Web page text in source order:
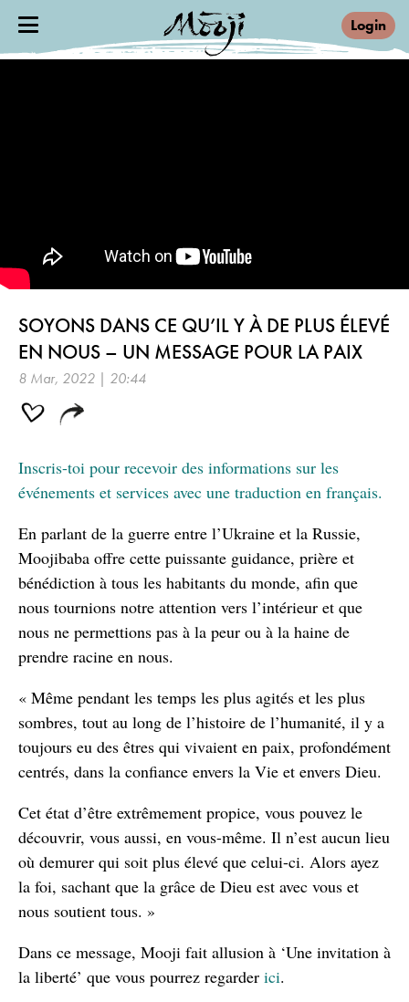
Login
SOYONS DANS CE QU’IL Y À DE PLUS ÉLEVÉ
EN NOUS – UN MESSAGE POUR LA PAIX
8 Mar, 2022 | 20:44
Inscris-toi pour recevoir des informations sur les
événements et services avec une traduction en français.
En parlant de la guerre entre l’Ukraine et la Russie,
Moojibaba offre cette puissante guidance, prière et
bénédiction à tous les habitants du monde, afin que
nous tournions notre attention vers l’intérieur et que
nous ne permettions pas à la peur ou à la haine de
prendre racine en nous.
« Même pendant les temps les plus agités et les plus
sombres, tout au long de l’histoire de l’humanité, il y a
toujours eu des êtres qui vivaient en paix, profondément
centrés, dans la confiance envers la Vie et envers Dieu.
Cet état d’être extrêmement propice, vous pouvez le
découvrir, vous aussi, en vous-même. Il n’est aucun lieu
où demurer qui soit plus élevé que celui-ci. Alors ayez
la foi, sachant que la grâce de Dieu est avec vous et
nous soutient tous. »
Dans ce message, Mooji fait allusion à ‘Une invitation à
la liberté’ que vous pourrez regarder ici.